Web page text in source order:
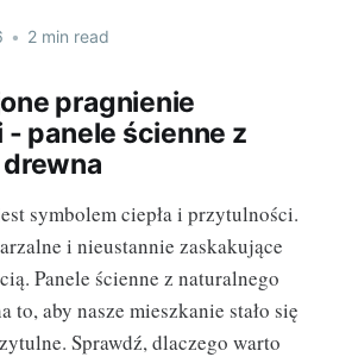
• 2 min read
pragnienie
panele ścienne z
symbolem ciepła i przytulności.
i nieustannie zaskakujące
Panele ścienne z naturalnego
to, aby nasze mieszkanie stało się
Sprawdź, dlaczego warto